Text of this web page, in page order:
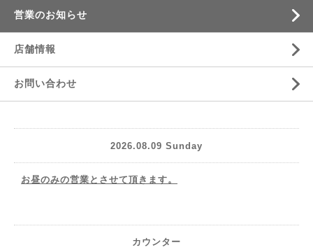
営業のお知らせ
店舗情報
お問い合わせ
2026.08.09 Sunday
お昼のみの営業とさせて頂きます。
カウンター